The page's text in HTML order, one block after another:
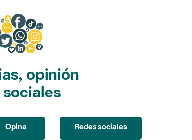
opinión
Opina Redes sociales